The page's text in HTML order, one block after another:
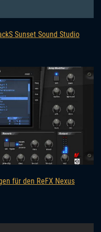
Sunset Sound Studio
für den ReFX Nexus